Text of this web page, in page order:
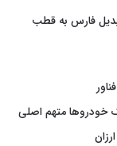
فارس به قطب
خودروها متهم اصلی